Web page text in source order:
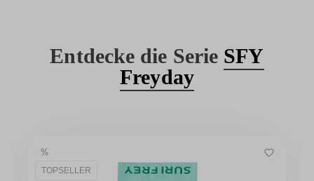
Entdecke die Serie SFY
Freyday
TOPSELLER